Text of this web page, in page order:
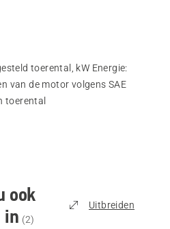
toerental, kW Energie:
van de motor volgens SAE
toerental
ook
in (2)
Uitbreiden